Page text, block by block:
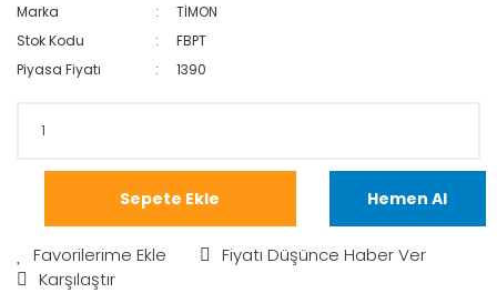
Marka
TİMON
Stok Kodu
FBPT
Piyasa Fiyatı
1390
Sepete Ekle Hemen Al
Fiyatı Düşünce Haber Ver
Karşılaştır